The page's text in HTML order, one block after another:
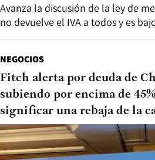
Avanza la discusión de la ley de
no devuelve el IVA a todos y es
NEGOCIOS
Fitch alerta por deuda de
subiendo por encima de
significar una rebaja de la